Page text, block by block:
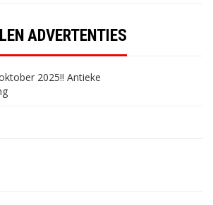
ADVERTENTIES
2025!! Antieke